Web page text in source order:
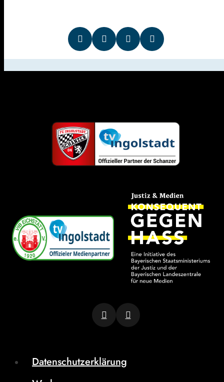
Datenschutzerklärung